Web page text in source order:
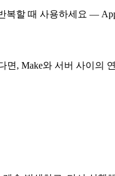
복할 때 사용하세요 —
면, Make와 서버 사이의